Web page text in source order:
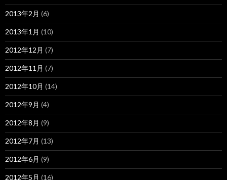
2013年2月 (6)
2013年1月 (10)
2012年12月 (7)
2012年11月 (7)
2012年10月 (14)
2012年9月 (4)
2012年8月 (9)
2012年7月 (13)
2012年6月 (9)
2012年5月 (16)